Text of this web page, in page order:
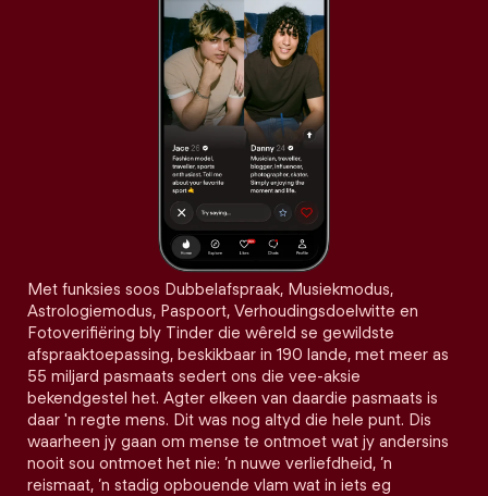
Met funksies soos Dubbelafspraak, Musiekmodus,
Astrologiemodus, Paspoort, Verhoudingsdoelwitte en
Fotoverifiëring bly Tinder die wêreld se gewildste
afspraaktoepassing, beskikbaar in 190 lande, met meer as
55 miljard pasmaats sedert ons die vee-aksie
bekendgestel het. Agter elkeen van daardie pasmaats is
daar 'n regte mens. Dit was nog altyd die hele punt. Dis
waarheen jy gaan om mense te ontmoet wat jy andersins
nooit sou ontmoet het nie: ’n nuwe verliefdheid, ’n
reismaat, ’n stadig opbouende vlam wat in iets eg